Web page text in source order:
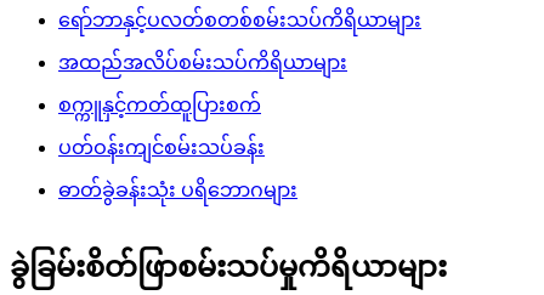
ရော်ဘာနှင့်ပလတ်စတစ်စမ်းသပ်ကိရိယာများ
အထည်အလိပ်စမ်းသပ်ကိရိယာများ
စက္ကူနှင့်ကတ်ထူပြားစက်
ပတ်ဝန်းကျင်စမ်းသပ်ခန်း
ဓာတ်ခွဲခန်းသုံး ပရိဘောဂများ
ခွဲခြမ်းစိတ်ဖြာစမ်းသပ်မှုကိရိယာများ